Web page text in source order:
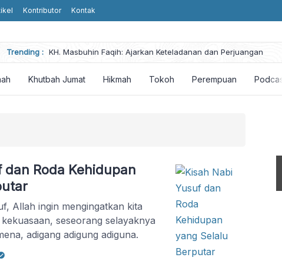
Kontributor Kontak
Trending :
in the KH. Masbuhin Faqih: Ajarkan Keteladanan dan Perjuangan
Khutbah Jumat Hikmah Tokoh Perempuan Podcast
dan Roda Kehidupan
Allah ingin mengingatkan kita
seseorang selayaknya
adigang adigung adiguna.